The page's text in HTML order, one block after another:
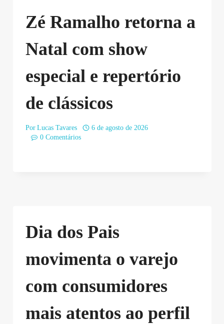
Zé Ramalho retorna a
Natal com show
especial e repertório
de clássicos
Por Lucas Tavares
6 de agosto de 2026
0 Comentários
Dia dos Pais
movimenta o varejo
com consumidores
mais atentos ao perfil